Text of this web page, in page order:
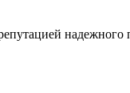
надежного